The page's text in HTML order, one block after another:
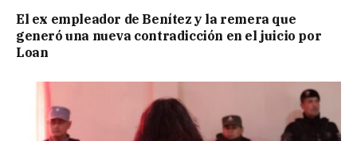
El ex empleador de Benítez y la remera que
generó una nueva contradicción en el juicio por
Loan